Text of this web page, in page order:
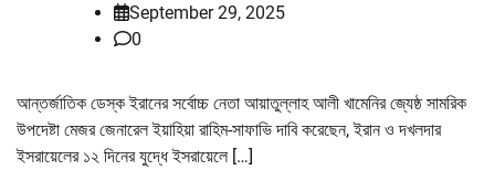
September 29, 2025
0
আন্তর্জাতিক ডেস্ক ইরানের সর্বোচ্চ নেতা আয়াতুল্লাহ আলী খামেনির জ্যেষ্ঠ সামরিক
উপদেষ্টা মেজর জেনারেল ইয়াহিয়া রাহিম-সাফাভি দাবি করেছেন, ইরান ও দখলদার
ইসরায়েলের ১২ দিনের যুদ্ধে ইসরায়েলে […]